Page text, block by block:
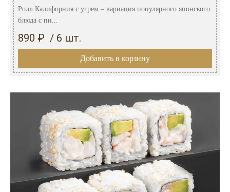
Ролл Калифорния с угрем – вариация популярного японского
блюда с пи...
890 ₽ / 6 шт.
Добавить в корзину